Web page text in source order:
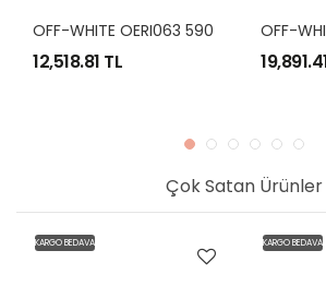
12,518.81 TL
Çok Satan Ürünler
KARGO BEDAVA KARGO BEDAVA